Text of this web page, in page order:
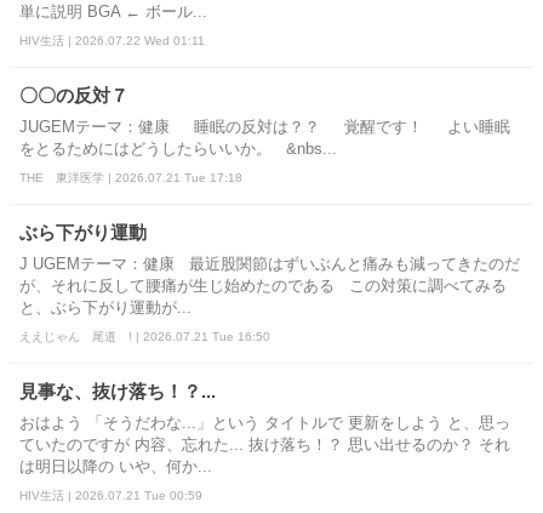
単に説明 BGA ← ボール...
HIV生活 | 2026.07.22 Wed 01:11
〇〇の反対７
JUGEMテーマ：健康 睡眠の反対は？？ 覚醒です！ よい睡眠
をとるためにはどうしたらいいか。 &nbs...
THE 東洋医学 | 2026.07.21 Tue 17:18
ぶら下がり運動
J UGEMテーマ：健康 最近股関節はずいぶんと痛みも減ってきたのだ
が、それに反して腰痛が生じ始めたのである この対策に調べてみる
と、ぶら下がり運動が...
ええじゃん 尾道 ! | 2026.07.21 Tue 16:50
見事な、抜け落ち！？...
おはよう 「そうだわな...」という タイトルで 更新をしよう と、思っ
ていたのですが 内容、忘れた... 抜け落ち！？ 思い出せるのか？ それ
は明日以降の いや、何か...
HIV生活 | 2026.07.21 Tue 00:59